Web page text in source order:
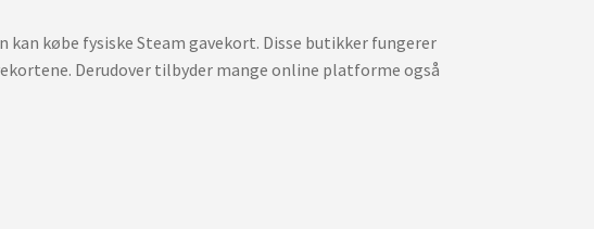
købe fysiske Steam gavekort. Disse butikker fungerer
Derudover tilbyder mange online platforme også